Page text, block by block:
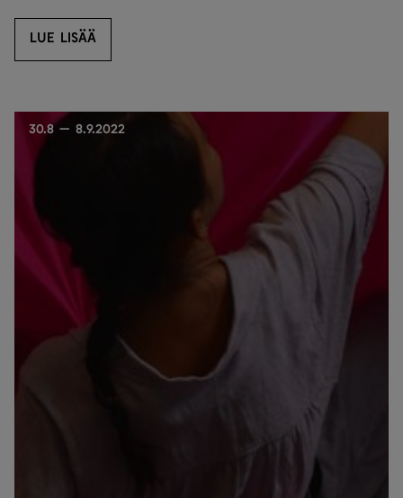
LUE LISÄÄ
LUE LISÄÄ
30.8 — 8.9.2022